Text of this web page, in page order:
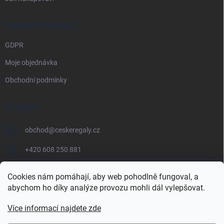
Cookies nám pomáhají, aby web pohodlně fungoval, a
abychom ho díky analýze provozu mohli dál vylepšovat.
Více informací najdete zde
PRÁVNÍ INFORMACE
GDPR
Moje objednávka
Obchodní podmínky
KONTAKT
obchod@ceskeregaly.cz
+420 608 250 881